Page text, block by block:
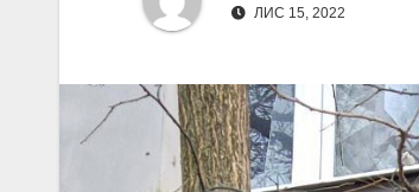
ЛИС 15, 2022